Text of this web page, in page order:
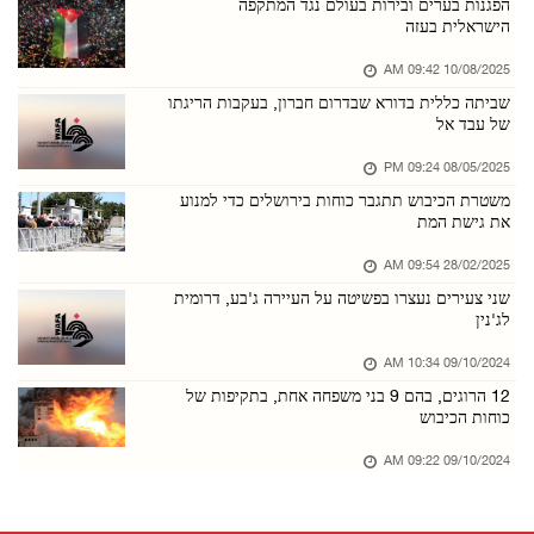
73,384 הרוגים ו־174,242 פצועים מאז תחילת מלחמ ...
מתנחלים תקפו בית ופלשו לכמה אזורים במחוז בית ...
08/אוגוסט/2026 01:30 PM
כוחות הכיבוש ערכו חקירות בשטח לעשרות תושבים ב ...
ביירות: הוועדה המקצועית של המועצה הלאומית הפל ...
07/אוגוסט/2026 08:14 PM
שלושה צעירים נפצעו מדקירות בטייבה
07/אוגוסט/2026 08:10 PM
מתנחלים תקפו בתי תושבים בח'רבת אל־חמה שבבקעת ...
הפגנות בערים ובירות בעולם נגד המתקפה
הישראלית בעזה
10/08/2025 09:42 AM
שביתה כללית בדורא שבדרום חברון, בעקבות הריגתו
של עבד אל
08/05/2025 09:24 PM
משטרת הכיבוש תתגבר כוחות בירושלים כדי למנוע
את גישת המת
28/02/2025 09:54 AM
שני צעירים נעצרו בפשיטה על העיירה ג'בע, דרומית
לג'נין
09/10/2024 10:34 AM
12 הרוגים, בהם 9 בני משפחה אחת, בתקיפות של
כוחות הכיבוש
09/10/2024 09:22 AM